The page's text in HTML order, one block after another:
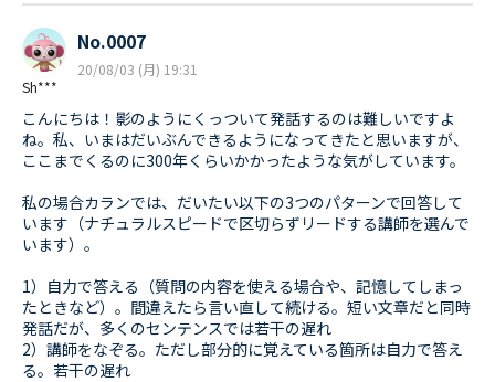
Sh***
No.0007
20/08/03 (月) 19:31
こんにちは！影のようにくっついて発話するのは難しいですよ
ね。私、いまはだいぶんできるようになってきたと思いますが、
ここまでくるのに300年くらいかかったような気がしています。
私の場合カランでは、だいたい以下の3つのパターンで回答して
います（ナチュラルスピードで区切らずリードする講師を選んで
います）。
1）自力で答える（質問の内容を使える場合や、記憶してしまっ
たときなど）。間違えたら言い直して続ける。短い文章だと同時
発話だが、多くのセンテンスでは若干の遅れ
2）講師をなぞる。ただし部分的に覚えている箇所は自力で答え
る。若干の遅れ